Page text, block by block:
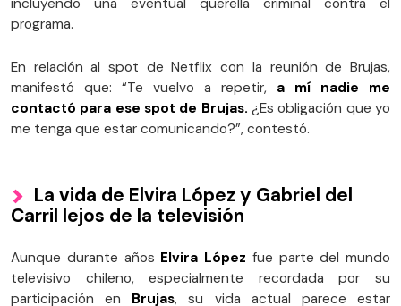
incluyendo una eventual querella criminal contra el
programa.
En relación al spot de Netflix con la reunión de Brujas,
manifestó que: “Te vuelvo a repetir, a mí nadie me
contactó para ese spot de Brujas. ¿Es obligación que yo
me tenga que estar comunicando?”, contestó.
La vida de Elvira López y Gabriel del
Carril lejos de la televisión
Aunque durante años Elvira López fue parte del mundo
televisivo chileno, especialmente recordada por su
participación en Brujas, su vida actual parece estar